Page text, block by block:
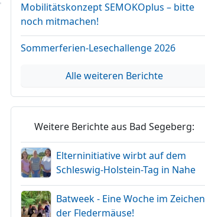
Mobilitätskonzept SEMOKOplus – bitte
noch mitmachen!
Sommerferien-Lesechallenge 2026
Alle weiteren Berichte
Weitere Berichte aus Bad Segeberg:
Elterninitiative wirbt auf dem
Schleswig-Holstein-Tag in Nahe
Batweek - Eine Woche im Zeichen
der Fledermäuse!